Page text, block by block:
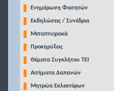
Ενημέρωση Φοιτητών
Εκδηλώσεις / Συνέδρια
Μεταπτυχιακά
Προκηρύξεις
Θέματα Συγκλήτου ΤΕΙ
Αιτήματα Δαπανών
Μητρώα Εκλεκτόρων